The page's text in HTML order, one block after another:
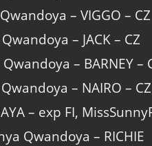
– VIGGO – CZ
– JACK – CZ
– BARNEY –
– NAIRO – CZ
– exp FI,
Qwandoya – RICHIE